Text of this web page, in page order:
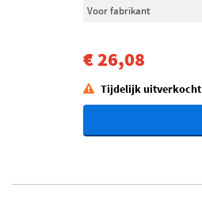
Voor fabrikant
€ 26,08
Tijdelijk uitverkocht